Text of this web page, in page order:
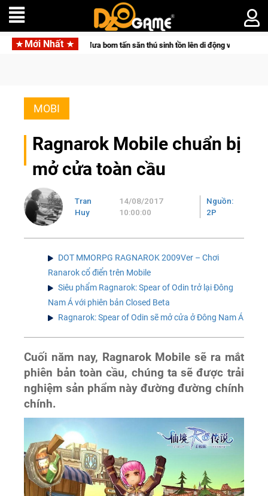
Mới Nhất
đưa bom tấn săn thú sinh tồn lên di động với tên gọi Palworld Online
MOBI
Ragnarok Mobile chuẩn bị
mở cửa toàn cầu
Tran
Huy
14/08/2017
10:00:00
Nguồn:
2P
DOT MMORPG RAGNAROK 2009Ver – Chơi
Ranarok cổ điển trên Mobile
Siêu phẩm Ragnarok: Spear of Odin trở lại Đông
Nam Á với phiên bản Closed Beta
Ragnarok: Spear of Odin sẽ mở cửa ở Đông Nam Á
Cuối năm nay, Ragnarok Mobile sẽ ra mắt
phiên bản toàn cầu, chúng ta sẽ được trải
nghiệm sản phẩm này đường đường chính
chính.